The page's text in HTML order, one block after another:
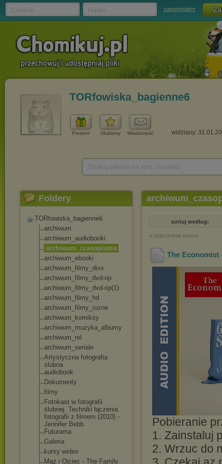
zapomniałem
TORfowiska_bagienne6
Prezent Ulubiony Wiadomość widziany:
Foldery
TORfowiska_bagienne6
archiwum
archiwum_audiobooki
archiwum_czasopisma
archiwum_ebooki
archiwum_filmy_divx
archiwum_filmy_dvd-rip
archiwum_filmy_dvd-rip(1)
archiwum_filmy_hd
archiwum_filmy_rozne
archiwum_komiksy
archiwum_muzyka_a lbumy
archiwum_rel
archiwum_seriale
Artystyczna fotografia
slubna
audiobook
Dokumenty
filmy
Fotokast w fotografii
ślubnej. Techniki łączenia
fotografii z filmem (2010) -
Jennifer Bebb
Futurama
Galeria
kursy wideo
Mąż i Ojciec - The Family
sortuj według:
« poprzednia strona
The Economist
Pobieranie
1. Zainstaluj
2. Wrzuc do